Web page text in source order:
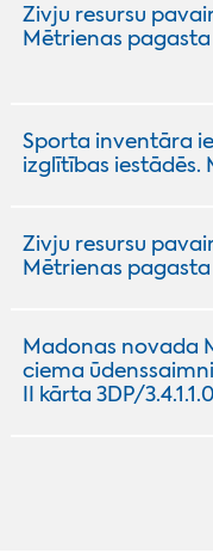
Zivju resursu
Mētrienas
Sporta inventāra
izglītības iestādēs.
Zivju resursu
Mētrienas
Madonas novada
ciema
II kārta 3DP/